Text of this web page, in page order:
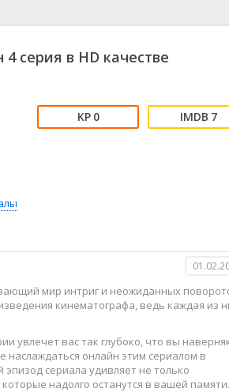
🎒 Приключения
😱 Ужасы
нуар
🧝‍♂️ Фэнтези
серия в HD качестве
0 7
мир интриг и неожиданных
кинематографа, ведь каждая из
увлечет вас так глубоко, что вы
онлайн этим сериалом в
сериала удивляет не только
надолго останутся в вашей памяти.